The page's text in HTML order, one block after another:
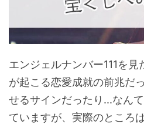
エンジェルナンバー111を見
が起こる恋愛成就の前兆だ
せるサインだったり...なん
ていますが、実際のところ